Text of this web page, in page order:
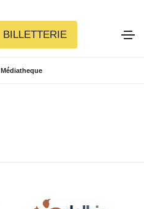
BILLETTERIE
Médiatheque